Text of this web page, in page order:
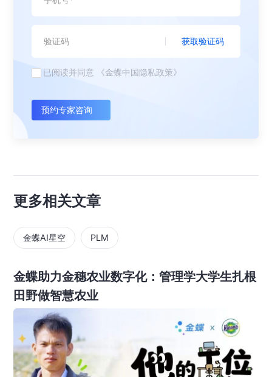
获取验证码
已阅读并同意 《金蝶中国隐私政策》
预约专家咨询
更多相关文章
金蝶AI星空 PLM
金蝶助力金穗农业数字化：管理学大学生扎根
田野做智慧农业